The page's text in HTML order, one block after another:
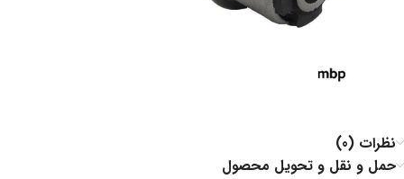
نظرات (0)
حمل و نقل و تحویل محصول